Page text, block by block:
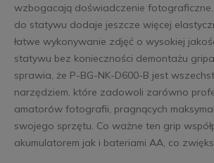
wzbogacają doświadczenie fotograficzne.
do statywu dodaje jeszcze więcej
łatwe wykonywanie zdjęć o wysokiej
statywu bez konieczności demontażu
sprawia, że P-BG-NK-D600-B jest
narzędziem, które zadowoli zarówno
amatorów fotografii, pragnących
swojego sprzętu. Co ważne ten grip
akumulatorem jak i bateriami AA, co